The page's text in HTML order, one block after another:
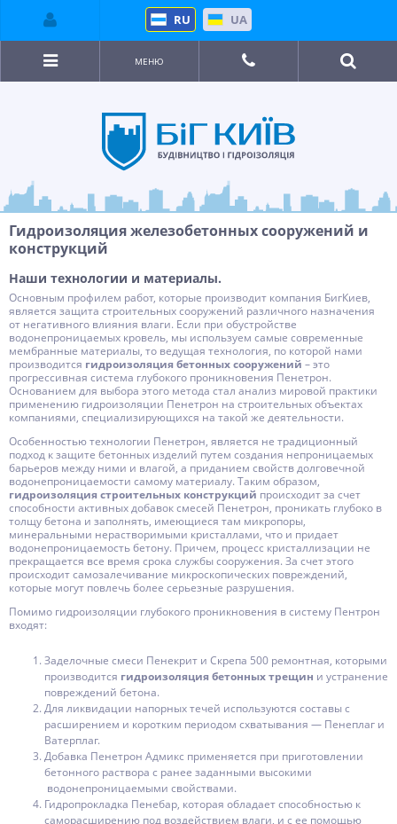
RU UA
МЕНЮ
Гидроизоляция железобетонных сооружений и
конструкций
Наши технологии и материалы.
Основным профилем работ, которые производит компания БигКиев,
является защита строительных сооружений различного назначения
от негативного влияния влаги. Если при обустройстве
водонепроницаемых кровель, мы используем самые современные
мембранные материалы, то ведущая технология, по которой нами
производится гидроизоляция бетонных сооружений – это
прогрессивная система глубокого проникновения Пенетрон.
Основанием для выбора этого метода стал анализ мировой практики
применению гидроизоляции Пенетрон на строительных объектах
компаниями, специализирующихся на такой же деятельности.
Особенностью технологии Пенетрон, является не традиционный
подход к защите бетонных изделий путем создания непроницаемых
барьеров между ними и влагой, а приданием свойств долговечной
водонепроницаемости самому материалу. Таким образом,
гидроизоляция строительных конструкций происходит за счет
способности активных добавок смесей Пенетрон, проникать глубоко в
толщу бетона и заполнять, имеющиеся там микропоры,
минеральными нерастворимыми кристаллами, что и придает
водонепроницаемость бетону. Причем, процесс кристаллизации не
прекращается все время срока службы сооружения. За счет этого
происходит самозалечивание микроскопических повреждений,
которые могут повлечь более серьезные разрушения.
Помимо гидроизоляции глубокого проникновения в систему Пентрон
входят:
Заделочные смеси Пенекрит и Скрепа 500 ремонтная, которыми
производится гидроизоляция бетонных трещин и устранение
повреждений бетона.
Для ликвидации напорных течей используются составы с
расширением и коротким периодом схватывания — Пенеплаг и
Ватерплаг.
Добавка Пенетрон Адмикс применяется при приготовлении
бетонного раствора с ранее заданными высокими
водонепроницаемыми свойствами.
Гидропрокладка Пенебар, которая обладает способностью к
саморасширению под воздействием влаги, и с ее помощью